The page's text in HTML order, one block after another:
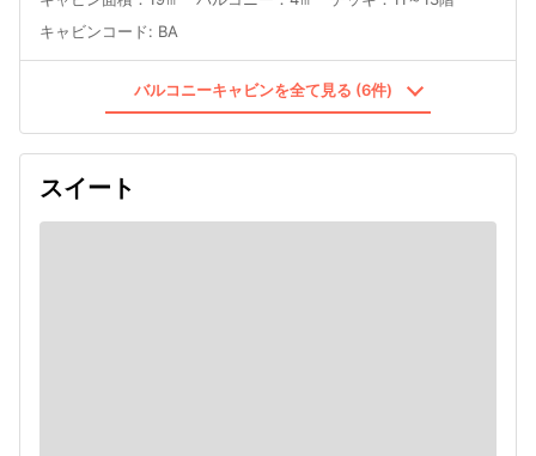
キャビンコード: BA
バルコニーキャビンを全て見る (6件)
スイート